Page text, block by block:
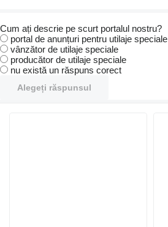
Cum ați descrie pe scurt portalul nostru?
portal de anunțuri pentru utilaje speciale
vânzător de utilaje speciale
producător de utilaje speciale
nu există un răspuns corect
Alegeți răspunsul